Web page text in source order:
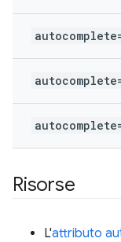
Risorse
L'attributo